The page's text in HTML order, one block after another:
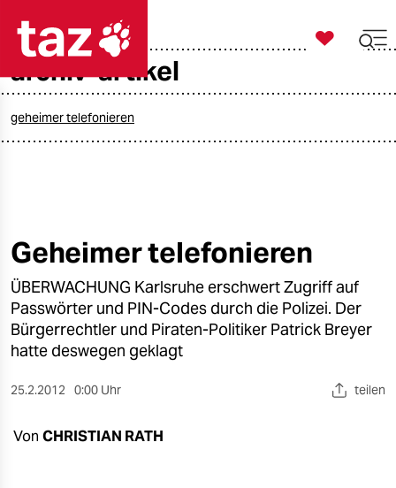
öko
gesellschaft
kultur
sport
berlin
nord

taz zahl ich
archiv-artikel
geheimer telefonieren
Geheimer telefonieren
ÜBERWACHUNG Karlsruhe erschwert Zugriff auf
Passwörter und PIN-Codes durch die Polizei. Der
Bürgerrechtler und Piraten-Politiker Patrick Breyer
hatte deswegen geklagt
25.2.2012 0:00 Uhr teilen
Von CHRISTIAN RATH